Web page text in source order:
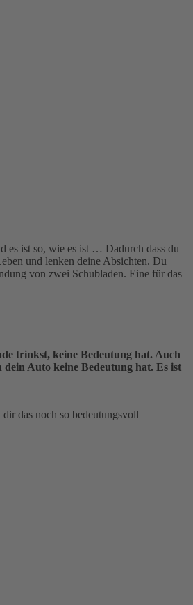
es ist so, wie es ist … Dadurch dass du
und lenken deine Absichten. Du
von zwei Schubladen. Eine für das
trinkst, keine Bedeutung hat. Auch
Auto keine Bedeutung hat. Es ist
das noch so bedeutungsvoll